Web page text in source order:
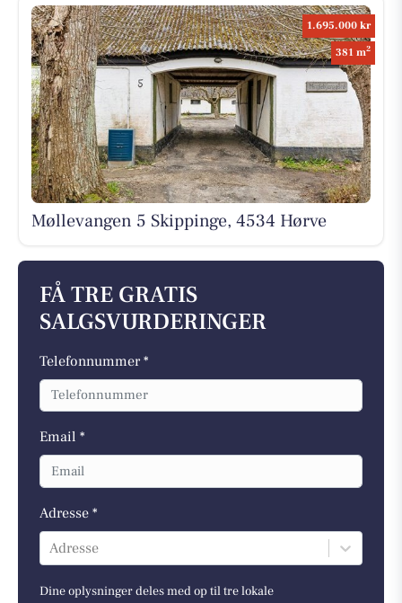
1.695.000 kr
381 m2
Møllevangen 5 Skippinge, 4534 Hørve
FÅ TRE GRATIS
SALGSVURDERINGER
Telefonnummer *
Email *
Adresse *
Adresse
Dine oplysninger deles med op til tre lokale